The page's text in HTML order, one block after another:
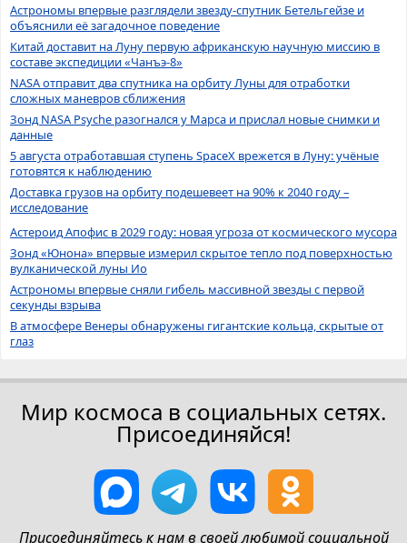
Астрономы впервые разглядели звезду-спутник Бетельгейзе и
объяснили её загадочное поведение
Китай доставит на Луну первую африканскую научную миссию в
составе экспедиции «Чанъэ-8»
NASA отправит два спутника на орбиту Луны для отработки
сложных маневров сближения
Зонд NASA Psyche разогнался у Марса и прислал новые снимки и
данные
5 августа отработавшая ступень SpaceX врежется в Луну: учёные
готовятся к наблюдению
Доставка грузов на орбиту подешевеет на 90% к 2040 году –
исследование
Астероид Апофис в 2029 году: новая угроза от космического мусора
Зонд «Юнона» впервые измерил скрытое тепло под поверхностью
вулканической луны Ио
Астрономы впервые сняли гибель массивной звезды с первой
секунды взрыва
В атмосфере Венеры обнаружены гигантские кольца, скрытые от
глаз
Мир космоса в социальных сетях.
Присоединяйся!
Присоединяйтесь к нам в своей любимой социальной